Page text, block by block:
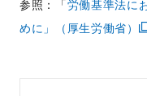
参照：「労働基準法に
めに」（厚生労働省）